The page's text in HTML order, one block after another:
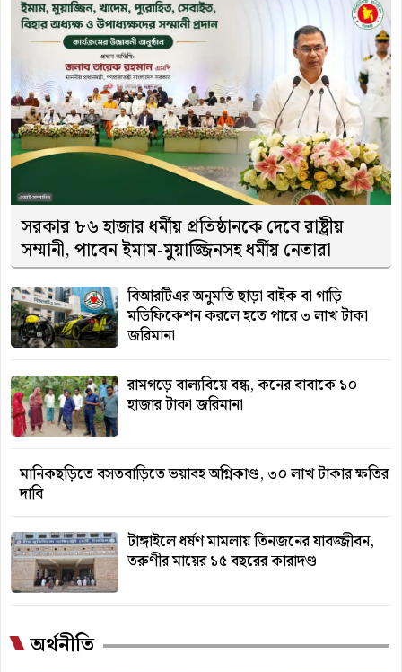
বিআরটিএর অনুমতি ছাড়া বাইক বা গাড়ি
মডিফিকেশন করলে হতে পারে ৩ লাখ টাকা
জরিমানা
রামগড়ে বাল্যবিয়ে বন্ধ, কনের বাবাকে ১০
হাজার টাকা জরিমানা
মানিকছড়িতে বসতবাড়িতে ভয়াবহ অগ্নিকাণ্ড, ৩০ লাখ টাকার ক্ষতির
দাবি
টাঙ্গাইলে ধর্ষণ মামলায় তিনজনের যাবজ্জীবন,
তরুণীর মায়ের ১৫ বছরের কারাদণ্ড
সরকার ৮৬ হাজার ধর্মীয় প্রতিষ্ঠানকে দেবে রাষ্ট্রীয়
সম্মানী, পাবেন ইমাম-মুয়াজ্জিনসহ ধর্মীয় নেতারা
অর্থনীতি